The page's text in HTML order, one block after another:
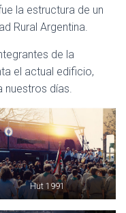
la estructura de un
Rural Argentina.
de la
el actual edificio,
nuestros días.
Hut 1991